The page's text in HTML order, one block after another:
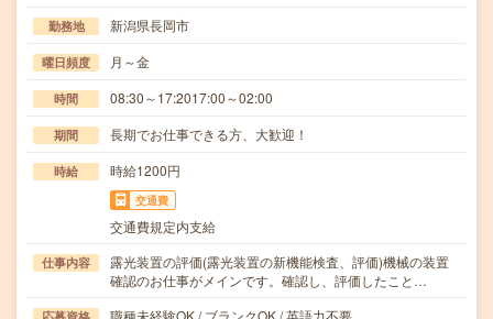
勤務地 新潟県長岡市
曜日頻度 月～金
時間 08:30～17:2017:00～02:00
期間 長期でお仕事できる方、大歓迎！
時給 時給1200円
交通費
交通費規定内支給
仕事内容
露光装置の評価(露光装置の新機能検査、評価)機械の装置
確認のお仕事がメインです。確認し、評価したこと…
職種未経験OK / ブランクOK / 英語力不要